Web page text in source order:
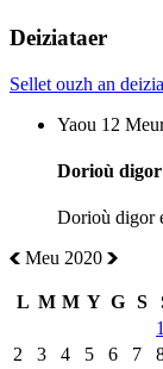
Deiziataer
Sellet ouzh an
Yaou 12
Dorioù
Dorioù digor
Meu 2020
L M M Y G S
1
2
3 4 5 6 7